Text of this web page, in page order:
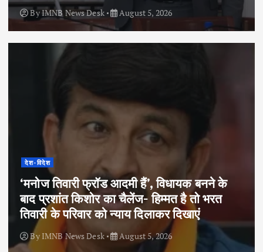
ByIMNB News Desk August 5, 2026
देश-विदेश
‘मनोज तिवारी फ्रॉड आदमी हैं’, विधायक बनने के
बाद प्रशांत किशोर का चैलेंज- हिम्मत है तो भरत
तिवारी के परिवार को न्याय दिलाकर दिखाएं
By IMNB News Desk August 5, 2026